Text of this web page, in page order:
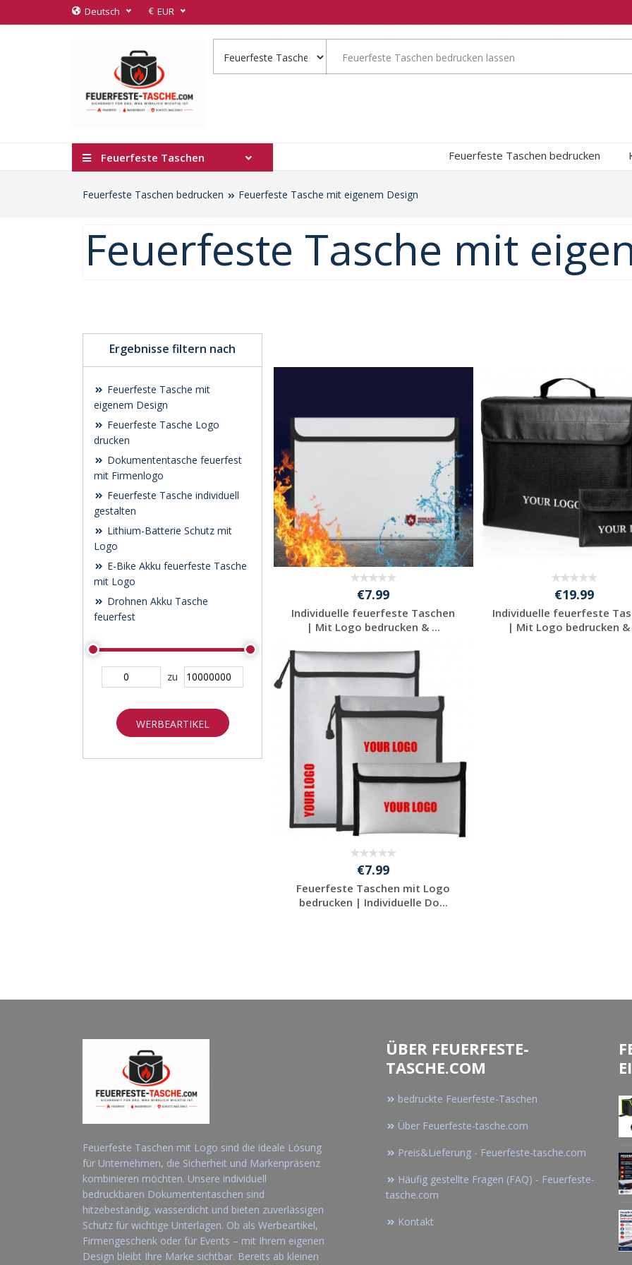
Deutsch € EUR
Feuerfeste Taschen Feuerfeste Taschen bedrucken
Feuerfeste Taschen bedrucken Feuerfeste Tasche mit eigenem Design
Feuerfeste Tasche mit
Ergebnisse filtern nach
Feuerfeste Tasche mit
eigenem Design
Feuerfeste Tasche Logo
drucken
Dokumententasche feuerfest
mit Firmenlogo
Feuerfeste Tasche individuell
gestalten
Lithium-Batterie Schutz mit
Logo
E-Bike Akku feuerfeste Tasche
mit Logo
Drohnen Akku Tasche
feuerfest
zu
WERBEARTIKEL
€7.99
Individuelle feuerfeste Taschen
| Mit Logo bedrucken & ...
Jetzt Angebot
anfordern
€19.99
Individuelle feuerfeste
| Mit Logo bedrucken &
€7.99
Feuerfeste Taschen mit Logo
bedrucken | Individuelle Do...
Feuerfeste Taschen mit Logo sind die ideale Lösung
für Unternehmen, die Sicherheit und Markenpräsenz
kombinieren möchten. Unsere individuell
bedruckbaren Dokumententaschen sind
hitzebeständig, wasserdicht und bieten zuverlässigen
Schutz für wichtige Unterlagen. Ob als Werbeartikel,
Firmengeschenk oder für Events – mit Ihrem eigenen
Design bleibt Ihre Marke sichtbar. Bereits ab kleinen
ÜBER FEUERFESTE-
TASCHE.COM
bedruckte Feuerfeste-Taschen
Über Feuerfeste-tasche.com
Preis&Lieferung - Feuerfeste-tasche.com
Häufig gestellte Fragen (FAQ) - Feuerfeste-
tasche.com
Kontakt